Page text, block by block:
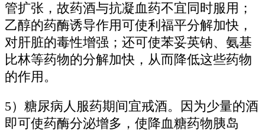
管扩张，故药酒与抗凝血药不宜同时服用；
乙醇的药酶诱导作用可使利福平分解加快，
对肝脏的毒性增强；还可使苯妥英钠、氨基
比林等药物的分解加快，从而降低这些药物
的作用。
5）糖尿病人服药期间宜戒酒。因为少量的酒
即可使药酶分泌增多，使降血糖药物胰岛